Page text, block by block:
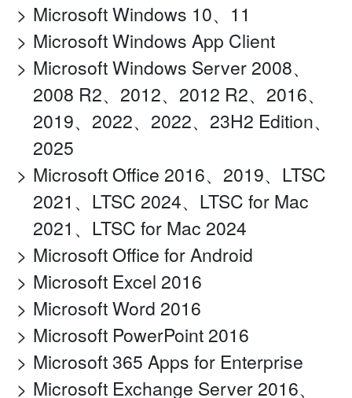
Microsoft Windows 10、11
Microsoft Windows App Client
Microsoft Windows Server 2008、
2008 R2、2012、2012 R2、2016、
2019、2022、2022、23H2 Edition、
2025
Microsoft Office 2016、2019、LTSC
2021、LTSC 2024、LTSC for Mac
2021、LTSC for Mac 2024
Microsoft Office for Android
Microsoft Excel 2016
Microsoft Word 2016
Microsoft PowerPoint 2016
Microsoft 365 Apps for Enterprise
Microsoft Exchange Server 2016、